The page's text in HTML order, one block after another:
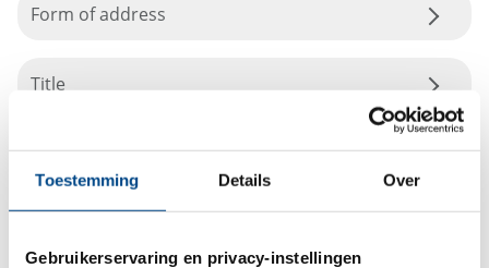
Toestemming Details Over
Gebruikerservaring en privacy-instellingen
Form of address
Title